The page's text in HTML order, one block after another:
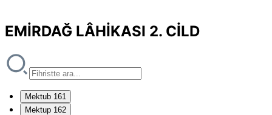
EMİRDAĞ LÂHİKASI 2. CİLD
Mektub 161
Mektup 162